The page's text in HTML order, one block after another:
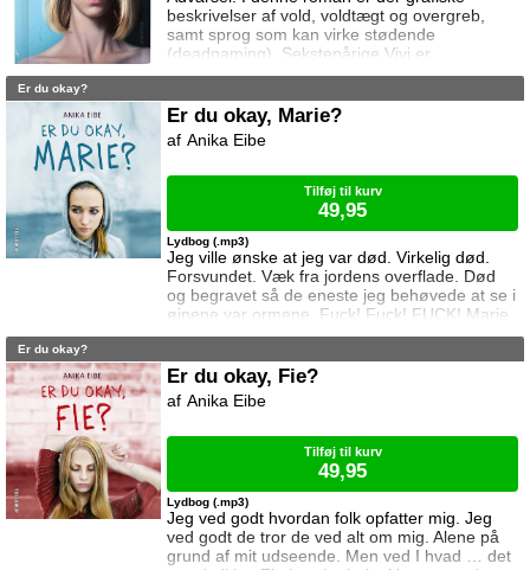
beskrivelser af vold, voldtægt og overgreb,
samt sprog som kan virke stødende
(deadnaming). Sekstenårige Vivi er
transkønnet. Hun har vidst at hun er en pige
drengs krop. Problemet er at hun ikke har
fortalt det til nogen, for hvordan siger man den
slags til sin familie og venner? Vil de føle sig
Er du okay?
Er du okay, Marie?
Jeg ville ønske at jeg var død. Virkelig død.
Forsvundet. Væk fra jordens overflade. Død
og begravet så de eneste jeg behøvede at se i
øjnene var ormene. Fuck! Fuck! FUCK! Marie
er blevet mobbet i årevis, men da hun starter i
noget er forandret. Drengene begynder at
lægge mærke til hende, og hun går fra at være
et mobbeoffer til at være én drengene gerne
Lydbog (.mp3)
Anika Eibe
Tilføj til kurv
49,95
Er du okay?
Er du okay, Fie?
Jeg ved godt hvordan folk opfatter mig. Jeg
ved godt de tror de ved alt om mig. Alene på
grund af mit udseende. Men ved I hvad … det
Lydbog (.mp3)
Anika Eibe
Tilføj til kurv
49,95